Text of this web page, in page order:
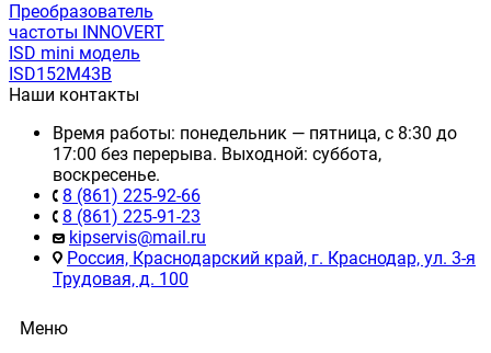
Преобразователь
частоты INNOVERT
ISD mini модель
ISD152M43B
Наши контакты
Время работы: понедельник — пятница, с 8:30 до
17:00 без перерыва. Выходной: суббота,
воскресенье.
8 (861) 225-92-66
8 (861) 225-91-23
kipservis@mail.ru
Россия, Краснодарский край, г. Краснодар, ул. 3-я
Трудовая, д. 100
Меню